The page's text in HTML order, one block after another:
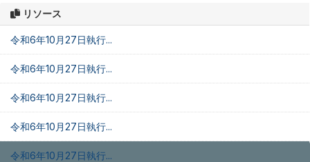
リソース
令和6年10月27日執行...
令和6年10月27日執行...
令和6年10月27日執行...
令和6年10月27日執行...
令和6年10月27日執行...